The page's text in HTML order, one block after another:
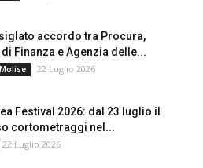
siglato accordo tra Procura,
Finanza e Agenzia delle...
22 Luglio 2026
Festival 2026: dal 23 luglio il
cortometraggi nel...
22 Luglio 2026